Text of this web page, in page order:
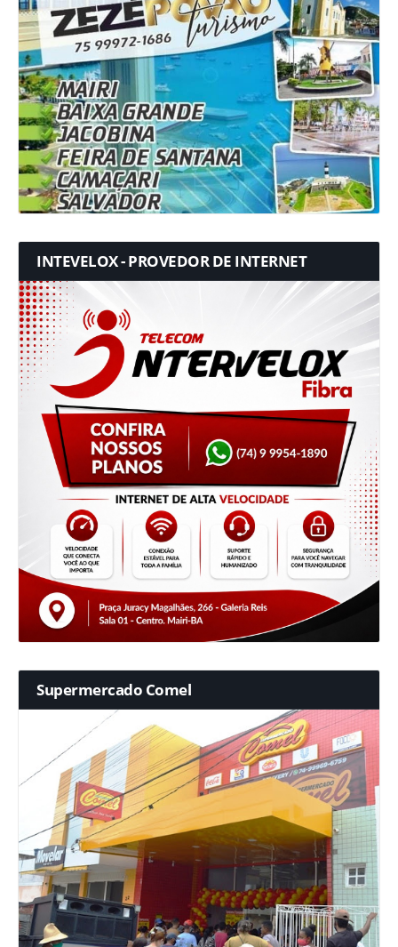
INTEVELOX - PROVEDOR DE INTERNET
Supermercado Comel